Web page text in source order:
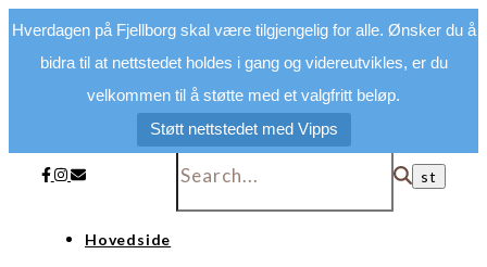
Hverdagen på Fjellborg skal være tilgjengelig for alle. Ønsker du å
bidra til at nettstedet holdes i gang og videreutvikles, er du
velkommen til å støtte med et valgfritt beløp.
Støtt nettstedet med Vipps
Hovedside